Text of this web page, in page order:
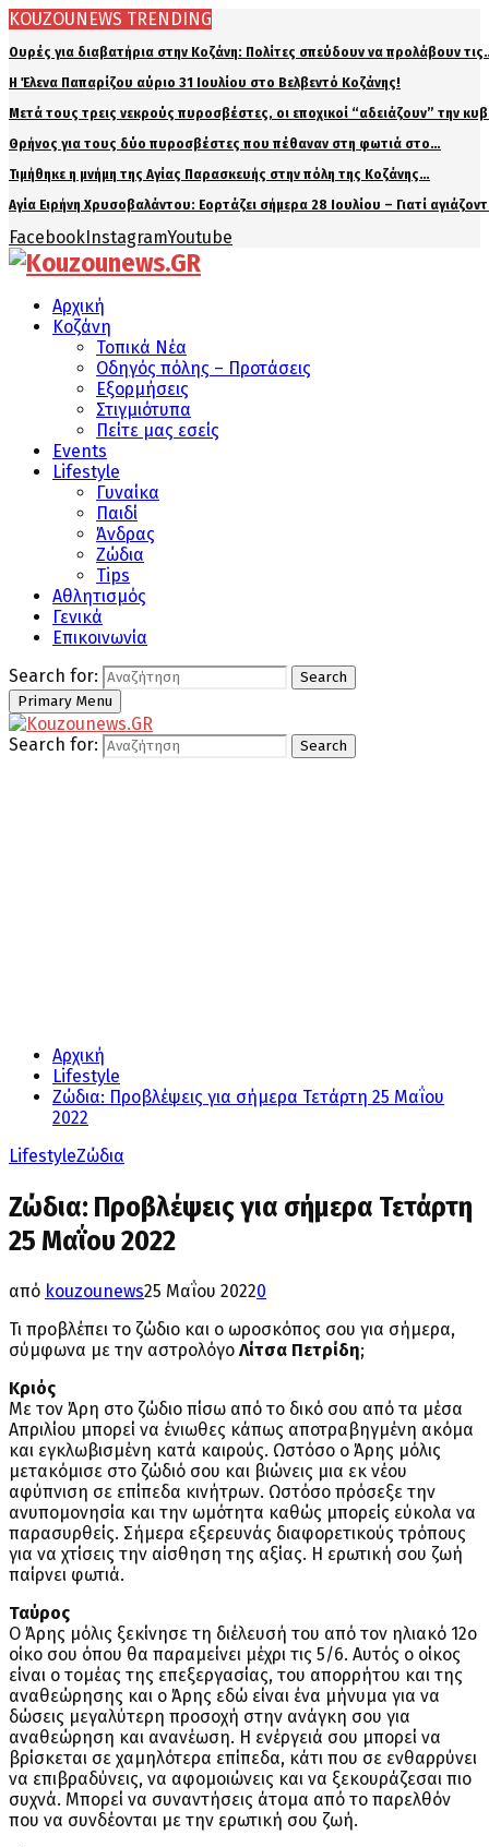
KOUZOUNEWS TRENDING
Ουρές για διαβατήρια στην Κοζάνη: Πολίτες σπεύδουν να προλάβουν
Η Έλενα Παπαρίζου αύριο 31 Ιουλίου στο Βελβεντό Κοζάνης!
Μετά τους τρεις νεκρούς πυροσβέστες, οι εποχικοί “αδειάζουν” την
Θρήνος για τους δύο πυροσβέστες που πέθαναν στη φωτιά στο…
Τιμήθηκε η μνήμη της Αγίας Παρασκευής στην πόλη της Κοζάνης…
Αγία Ειρήνη Χρυσοβαλάντου: Εορτάζει σήμερα 28 Ιουλίου – Γιατί
FacebookInstagramYoutube
Αρχική
Κοζάνη
Τοπικά Νέα
Οδηγός πόλης – Προτάσεις
Εξορμήσεις
Στιγμιότυπα
Πείτε μας εσείς
Events
Lifestyle
Γυναίκα
Παιδί
Άνδρας
Ζώδια
Tips
Αθλητισμός
Γενικά
Επικοινωνία
Search for:
Search
Primary Menu
Search for: Search
Αρχική
Lifestyle
Ζώδια: Προβλέψεις για σήμερα Τετάρτη 25 Μαΐου
2022
LifestyleΖώδια
Ζώδια: Προβλέψεις για σήμερα Τετάρτη
25 Μαΐου 2022
από kouzounews25 Μαΐου 20220
Τι προβλέπει το ζώδιο και ο ωροσκόπος σου για σήμερα,
σύμφωνα με την αστρολόγο Λίτσα Πετρίδη;
Κριός
Με τον Άρη στο ζώδιο πίσω από το δικό σου από τα μέσα
Απριλίου μπορεί να ένιωθες κάπως αποτραβηγμένη ακόμα
και εγκλωβισμένη κατά καιρούς. Ωστόσο ο Άρης μόλις
μετακόμισε στο ζώδιό σου και βιώνεις μια εκ νέου
αφύπνιση σε επίπεδα κινήτρων. Ωστόσο πρόσεξε την
ανυπομονησία και την ωμότητα καθώς μπορείς εύκολα να
παρασυρθείς. Σήμερα εξερευνάς διαφορετικούς τρόπους
για να χτίσεις την αίσθηση της αξίας. Η ερωτική σου ζωή
παίρνει φωτιά.
Ταύρος
Ο Άρης μόλις ξεκίνησε τη διέλευσή του από τον ηλιακό 12ο
οίκο σου όπου θα παραμείνει μέχρι τις 5/6. Αυτός ο οίκος
είναι ο τομέας της επεξεργασίας, του απορρήτου και της
αναθεώρησης και ο Άρης εδώ είναι ένα μήνυμα για να
δώσεις μεγαλύτερη προσοχή στην ανάγκη σου για
αναθεώρηση και ανανέωση. Η ενέργειά σου μπορεί να
βρίσκεται σε χαμηλότερα επίπεδα, κάτι που σε ενθαρρύνει
να επιβραδύνεις, να αφομοιώνεις και να ξεκουράζεσαι πιο
συχνά. Μπορεί να συναντήσεις άτομα από το παρελθόν
που να συνδέονται με την ερωτική σου ζωή.